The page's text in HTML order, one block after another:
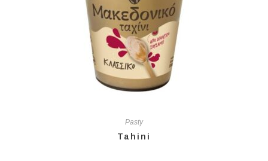
Pasty
Tahini